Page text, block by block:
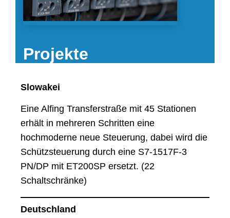
Projekte
Slowakei
Eine Alfing Transferstraße mit 45 Stationen
erhält in mehreren Schritten eine
hochmoderne neue Steuerung, dabei wird die
Schützsteuerung durch eine S7-1517F-3
PN/DP mit ET200SP ersetzt. (22
Schaltschränke)
Deutschland